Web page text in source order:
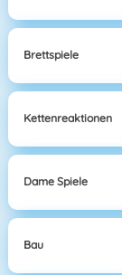
Brettspiele
Kettenreaktionen
Dame Spiele
Bau